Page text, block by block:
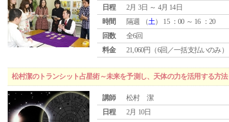
日程
2月 3日 ～ 4月 14日
時間
隔週 （土） 15 ：00 ～ 16 ：20
回数
全6回
料金
21,060円（6回／一括支払いのみ）
松村潔のトランシット占星術～未来を予測し、天体の力を活用する方法
講師
松村 潔
日程
2月 10日